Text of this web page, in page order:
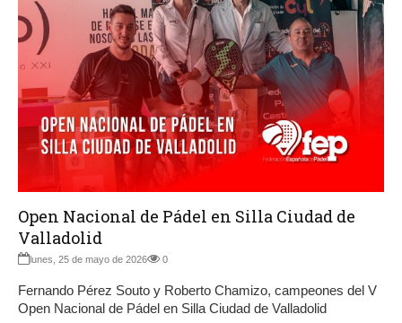
Open Nacional de Pádel en Silla Ciudad de
Valladolid
lunes, 25 de mayo de 2026 0
Fernando Pérez Souto y Roberto Chamizo, campeones del V
Open Nacional de Pádel en Silla Ciudad de Valladolid